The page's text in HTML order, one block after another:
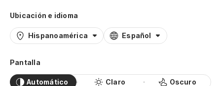
Ubicación e idioma
Hispanoamérica Español
Pantalla
Automático Claro Oscuro